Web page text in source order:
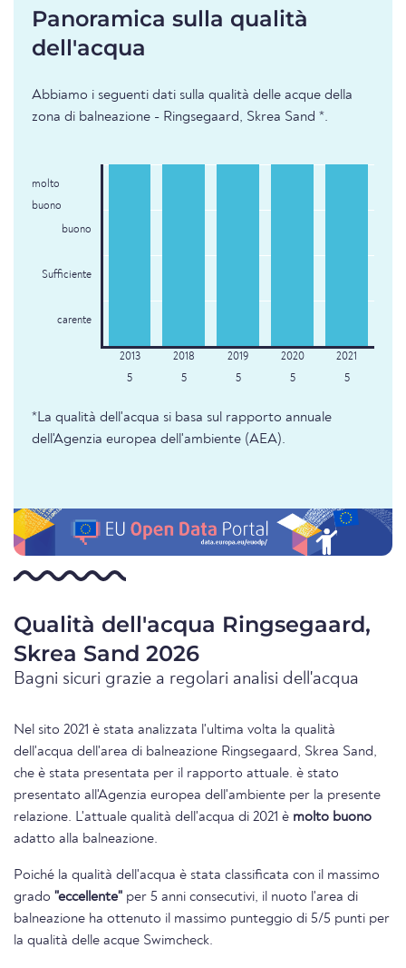
Panoramica sulla qualità
dell'acqua
Abbiamo i seguenti dati sulla qualità delle acque della
zona di balneazione - Ringsegaard, Skrea Sand *.
molto
buono
buono
Sufficiente
carente
5 5 5 5 5
*La qualità dell'acqua si basa sul rapporto annuale
dell'Agenzia europea dell'ambiente (AEA).
Qualità dell'acqua Ringsegaard,
Skrea Sand 2026
Bagni sicuri grazie a regolari analisi dell'acqua
Nel sito 2021 è stata analizzata l'ultima volta la qualità
dell'acqua dell'area di balneazione Ringsegaard, Skrea Sand,
che è stata presentata per il rapporto attuale. è stato
presentato all'Agenzia europea dell'ambiente per la presente
relazione. L'attuale qualità dell'acqua di 2021 è molto buono
adatto alla balneazione.
Poiché la qualità dell'acqua è stata classificata con il massimo
grado "eccellente" per 5 anni consecutivi, il nuoto l'area di
balneazione ha ottenuto il massimo punteggio di 5/5 punti per
la qualità delle acque Swimcheck.